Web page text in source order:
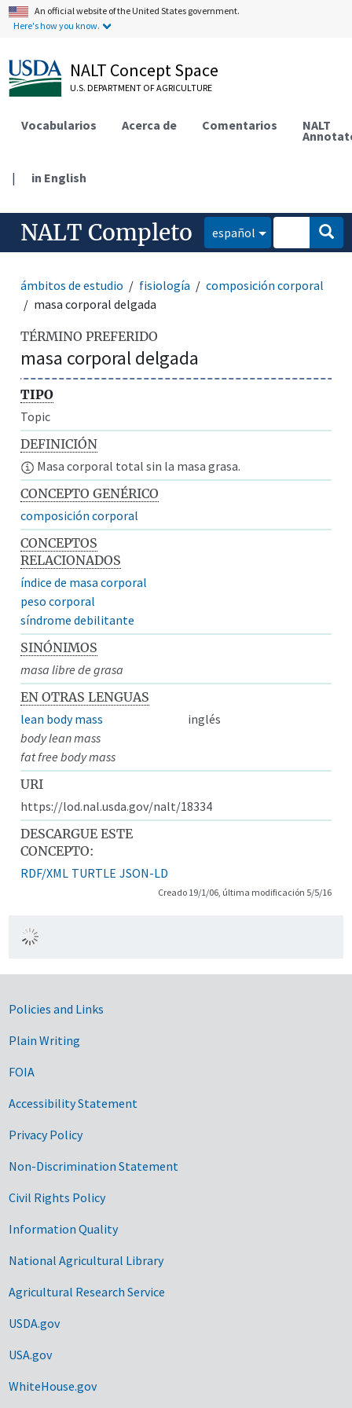
An official website of the United States government.
Here's how you know.
NALT Concept Space
U.S. DEPARTMENT OF AGRICULTURE
Vocabularios Acerca de Comentarios NALT
| in English
NALT Completo español
ámbitos de estudio fisiología
composición corporal
masa corporal delgada
TÉRMINO PREFERIDO
masa corporal delgada
TIPO
Topic
DEFINICIÓN
Masa corporal total sin la masa grasa.
CONCEPTO GENÉRICO
composición corporal
CONCEPTOS
RELACIONADOS
índice de masa corporal
peso corporal
síndrome debilitante
SINÓNIMOS
masa libre de grasa
EN OTRAS LENGUAS
lean body mass
inglés
body lean mass
fat free body mass
URI
https://lod.nal.usda.gov/nalt/18334
DESCARGUE ESTE
CONCEPTO:
RDF/XML TURTLE JSON-LD
Creado 19/1/06, última modificación 5/5/16
Government Links
Policies and Links
Plain Writing
FOIA
Accessibility Statement
Privacy Policy
Non-Discrimination Statement
Civil Rights Policy
Information Quality
National Agricultural Library
Agricultural Research Service
USDA.gov
USA.gov
WhiteHouse.gov